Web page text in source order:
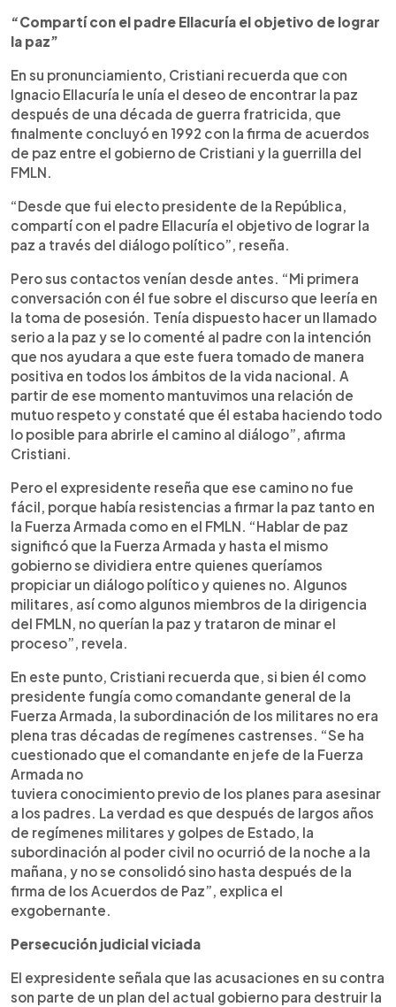
“Compartí con el padre Ellacuría el objetivo de lograr
la paz”
En su pronunciamiento, Cristiani recuerda que con
Ignacio Ellacuría le unía el deseo de encontrar la paz
después de una década de guerra fratricida, que
finalmente concluyó en 1992 con la firma de acuerdos
de paz entre el gobierno de Cristiani y la guerrilla del
FMLN.
“Desde que fui electo presidente de la República,
compartí con el padre Ellacuría el objetivo de lograr la
paz a través del diálogo político”, reseña.
Pero sus contactos venían desde antes. “Mi primera
conversación con él fue sobre el discurso que leería en
la toma de posesión. Tenía dispuesto hacer un llamado
serio a la paz y se lo comenté al padre con la intención
que nos ayudara a que este fuera tomado de manera
positiva en todos los ámbitos de la vida nacional. A
partir de ese momento mantuvimos una relación de
mutuo respeto y constaté que él estaba haciendo todo
lo posible para abrirle el camino al diálogo”, afirma
Cristiani.
Pero el expresidente reseña que ese camino no fue
fácil, porque había resistencias a firmar la paz tanto en
la Fuerza Armada como en el FMLN. “Hablar de paz
significó que la Fuerza Armada y hasta el mismo
gobierno se dividiera entre quienes queríamos
propiciar un diálogo político y quienes no. Algunos
militares, así como algunos miembros de la dirigencia
del FMLN, no querían la paz y trataron de minar el
proceso”, revela.
En este punto, Cristiani recuerda que, si bien él como
presidente fungía como comandante general de la
Fuerza Armada, la subordinación de los militares no era
plena tras décadas de regímenes castrenses. “Se ha
cuestionado que el comandante en jefe de la Fuerza
Armada no
tuviera conocimiento previo de los planes para asesinar
a los padres. La verdad es que después de largos años
de regímenes militares y golpes de Estado, la
subordinación al poder civil no ocurrió de la noche a la
mañana, y no se consolidó sino hasta después de la
firma de los Acuerdos de Paz”, explica el
exgobernante.
Persecución judicial viciada
El expresidente señala que las acusaciones en su contra
son parte de un plan del actual gobierno para destruir la